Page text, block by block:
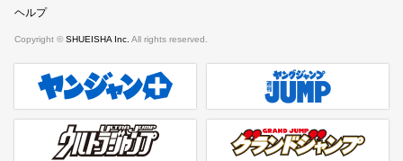
ヘルプ
Copyright © SHUEISHA Inc. All rights reserved.
ヤンジャンプラス 週刊ヤングジャンプ公式サイト
ウルトラジャンプ グランドジャンプ